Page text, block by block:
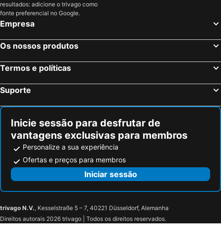
resultados: adicione o trivago como
fonte preferencial no Google.
Empresa
Os nossos produtos
Termos e políticas
Suporte
Inicie sessão para desfrutar de
vantagens exclusivas para membros
Personalize a sua experiência
Ofertas e preços para membros
Iniciar sessão
trivago N.V., Kesselstraße 5 – 7, 40221 Düsseldorf, Alemanha
Direitos autorais 2026 trivago | Todos os direitos reservados.